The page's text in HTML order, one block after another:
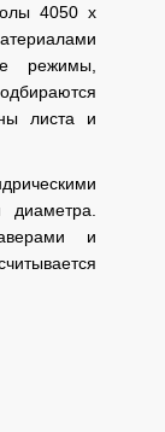
4050 х
режимы,
листа и
и